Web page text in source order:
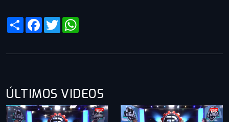
ShareFacebook
Twitter
ÚLTIMOS VIDEOS